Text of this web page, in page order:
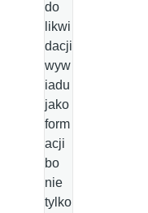
do
likwi
dacji
wyw
iadu
jako
form
acji
bo
nie
tylko